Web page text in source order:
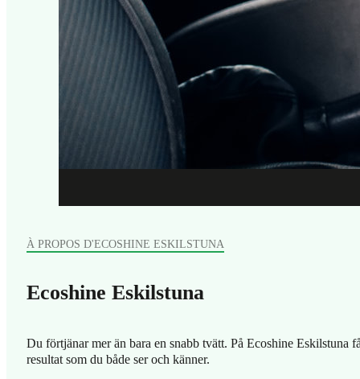
Ecoshine Eskilstuna
À PROPOS D'ECOSHINE ESKILSTUNA
Du förtjänar mer än bara en snabb tvätt. På Ecoshine
resultat som du både ser och känner.